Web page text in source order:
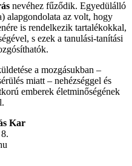
nevéhez fűződik. Egyedülálló
alapgondolata az volt, hogy
is rendelkezik tartalékokkal,
s ezek a tanulási-tanítási
a mozgásukban –
miatt – nehézséggel és
emberek életminőségének
Kar